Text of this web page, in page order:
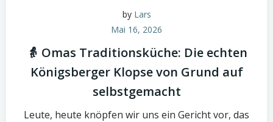
by Lars
Mai 16, 2026
👵 Omas Traditionsküche: Die echten
Königsberger Klopse von Grund auf
selbstgemacht
Leute, heute knöpfen wir uns ein Gericht vor, das